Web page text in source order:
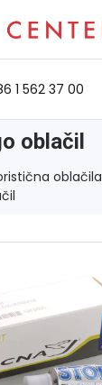
1 562 37 00
oblačil
oblačila